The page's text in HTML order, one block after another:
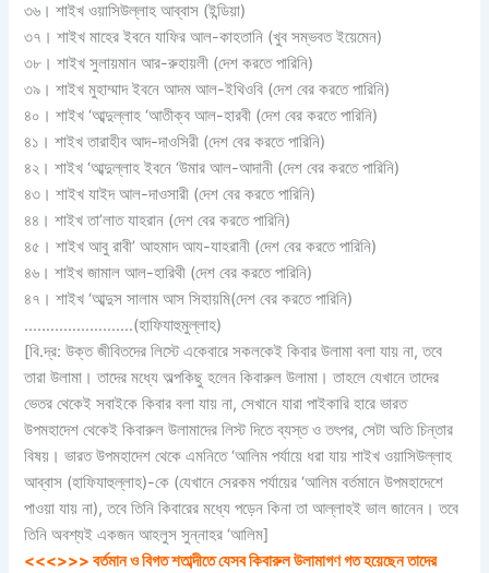
৩৬। শাইখ ওয়াসিউল্লাহ আব্বাস (ইন্ডিয়া)
৩৭। শাইখ মাহের ইবনে যাফির আল-কাহতানি (খুব সম্ভবত ইয়েমেন)
৩৮। শাইখ সুলায়মান আর-রুহায়লী (দেশ করতে পারিনি)
৩৯। শাইখ মুহাম্মাদ ইবনে আদম আল-ইথিওবি (দেশ বের করতে পারিনি)
৪০। শাইখ ‘আব্দুল্লাহ ‘আতীক্ব আল-হারবী (দেশ বের করতে পারিনি)
৪১। শাইখ তারাহীব আদ-দাওসিরী (দেশ বের করতে পারিনি)
৪২। শাইখ ‘আব্দুল্লাহ ইবনে ‘উমার আল-আদানী (দেশ বের করতে পারিনি)
৪৩। শাইখ যাইদ আল-দাওসারী (দেশ বের করতে পারিনি)
৪৪। শাইখ তা’লাত যাহরান (দেশ বের করতে পারিনি)
৪৫। শাইখ আবু রাবী’ আহমাদ আয-যাহরানী (দেশ বের করতে পারিনি)
৪৬। শাইখ জামাল আল-হারিথী (দেশ বের করতে পারিনি)
৪৭। শাইখ ‘আব্দুস সালাম আস সিহায়মি(দেশ বের করতে পারিনি)
………………….…(হাফিযাহুমুল্লাহ)
[বি.দ্র: উক্ত জীবিতদের লিস্টে একেবারে সকলকেই কিবার উলামা বলা যায় না, তবে
তারা উলামা। তাদের মধ্যে অল্পকিছু হলেন কিবারুল উলামা। তাহলে যেখানে তাদের
ভেতর থেকেই সবাইকে কিবার বলা যায় না, সেখানে যারা পাইকারি হারে ভারত
উপমহাদেশ থেকেই কিবারুল উলামাদের লিস্ট দিতে ব্যস্ত ও তৎপর, সেটা অতি চিন্তার
বিষয়। ভারত উপমহাদেশ থেকে এমনিতে ‘আলিম পর্যায়ে ধরা যায় শাইখ ওয়াসিউল্লাহ
আব্বাস (হাফিযাহুল্লাহ)-কে (যেখানে সেরকম পর্যায়ের ‘আলিম বর্তমানে উপমহাদেশে
পাওয়া যায় না), তবে তিনি কিবারের মধ্যে পড়েন কিনা তা আল্লাহই ভাল জানেন। তবে
তিনি অবশ্যই একজন আহলুস সুন্নাহর ‘আলিম]
<<<>>> বর্তমান ও বিগত শতাব্দীতে যেসব কিবারুল উলামাগণ গত হয়েছেন তাদের